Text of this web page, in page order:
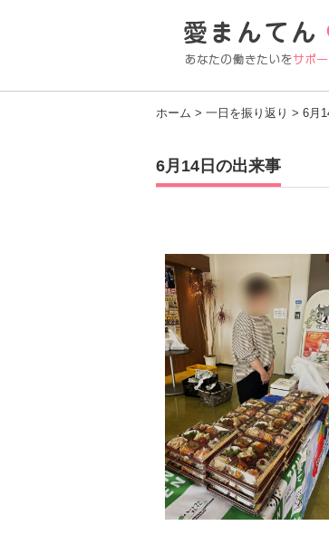
ホーム > 一日を振り返り > 6月
6月14日の出来事